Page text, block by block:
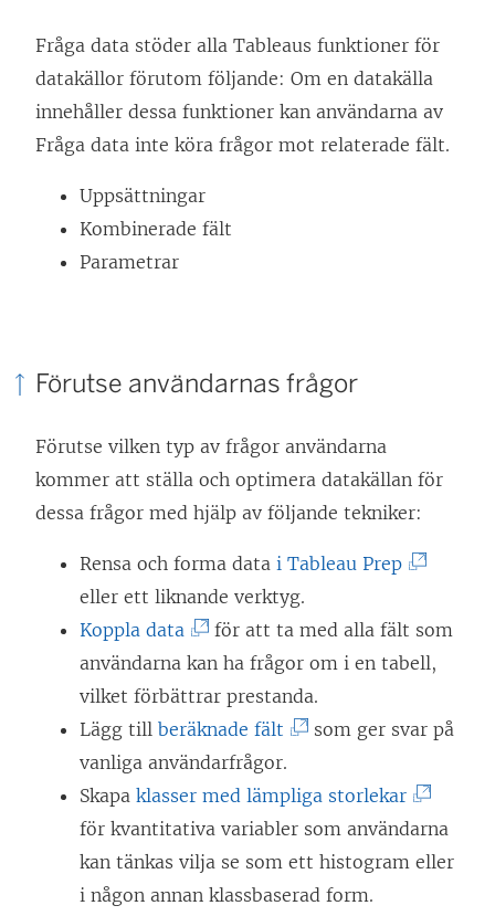
t
t
f
ö
s
Fråga data stöder alla Tableaus funktioner för
datakällor förutom följande: Om en datakälla
innehåller dessa funktioner kan användarna av
Fråga data inte köra frågor mot relaterade fält.
Uppsättningar
Kombinerade fält
Parametrar
Förutse användarnas frågor
Förutse vilken typ av frågor användarna
kommer att ställa och optimera datakällan för
dessa frågor med hjälp av följande tekniker:
Rensa och forma data i Tableau Prep(
ä
n
e
ö
p
p
eller ett liknande verktyg.
Koppla data
L
ä
n
k
e
n
ö
p
för att ta med alla fält som
användarna kan ha frågor om i en tabell,
vilket förbättrar prestanda.
Lägg till beräknade fält
ä
n
k
e
som ger svar på
vanliga användarfrågor.
Skapa klasser med lämpliga storlekar(
L
ä
för kvantitativa variabler som användarna
kan tänkas vilja se som ett histogram eller
i någon annan klassbaserad form.